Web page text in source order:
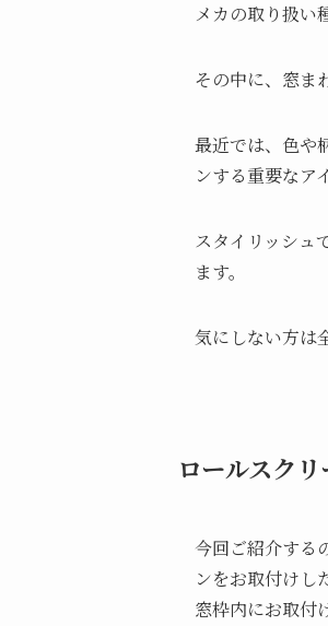
メカの取り扱い
その中に、窓ま
最近では、色や
ンする重要なア
スタイリッシュ
ます。
気にしない方は
ロールスク
今回ご紹介する
ンをお取付けし
窓枠内にお取付